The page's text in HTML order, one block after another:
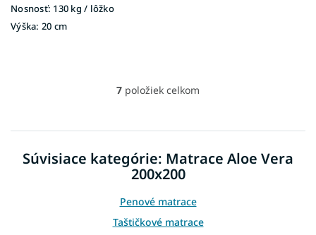
Nosnosť: 130 kg / lôžko
Výška: 20 cm
O
á
a
c
e
p
r
7 položiek celkom
Súvisiace kategórie: Matrace Aloe Vera
200x200
Penové matrace
Taštičkové matrace